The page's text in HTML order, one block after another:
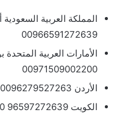
المملكة العربية
00966591272639
الأمارات العربية
00971509002200
الأردن 0096279527263
الكويت 96597272639 00